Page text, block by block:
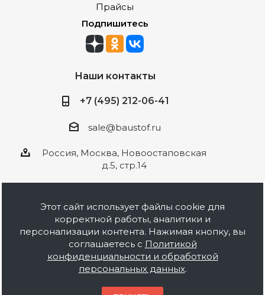
Прайсы
Подпишитесь
Наши контакты
+7 (495) 212-06-41
sale@baustof.ru
Россия, Москва, Новоостаповская
д.5, стр.14
2026 © ООО Баустов. Собственное
производство лакокрасочной продукции,
оптовая и розничная продажа строительных
материалов, комплектация объектов под ключ.
Информация на сайте носит ознакомительный
характер и не является публичной офертой.
Этот сайт использует файлы cookie для
корректной работы, аналитики и
персонализации контента. Нажимая кнопку, вы
соглашаетесь с Политикой
конфиденциальности и обработкой
персональных данных.